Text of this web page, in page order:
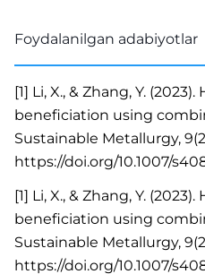
Foydalanilgan adabiyotlar
[1] Li, X., & Zhang, Y.
beneficiation using
Sustainable Metallurgy,
https://doi.org/10.1007/
[1] Li, X., & Zhang, Y.
beneficiation using
Sustainable Metallurgy,
https://doi.org/10.1007/